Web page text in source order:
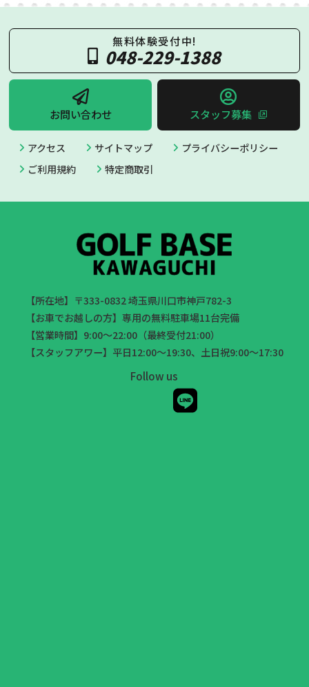
無料体験受付中!
048-229-1388
お問い合わせ スタッフ募集
アクセス サイトマップ
プライバシーポリシー
ご利用規約
特定商取引
【所在地】〒333-0832 埼玉県川口市神戸782-3
【お車でお越しの方】専用の無料駐車場11台完備
【営業時間】9:00～22:00（最終受付21:00）
【スタッフアワー】平日12:00～19:30、土日祝9:00～17:30
Follow us